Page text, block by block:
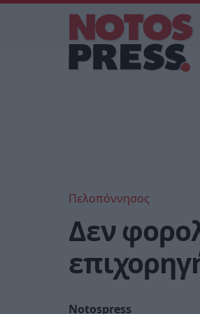
Πελοπόννησος
Δεν
Notospress